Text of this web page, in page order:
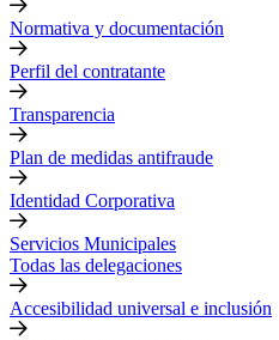
Normativa y documentación
Perfil del contratante
Transparencia
Plan de medidas antifraude
Identidad Corporativa
Servicios Municipales
Todas las delegaciones
Accesibilidad universal e inclusión